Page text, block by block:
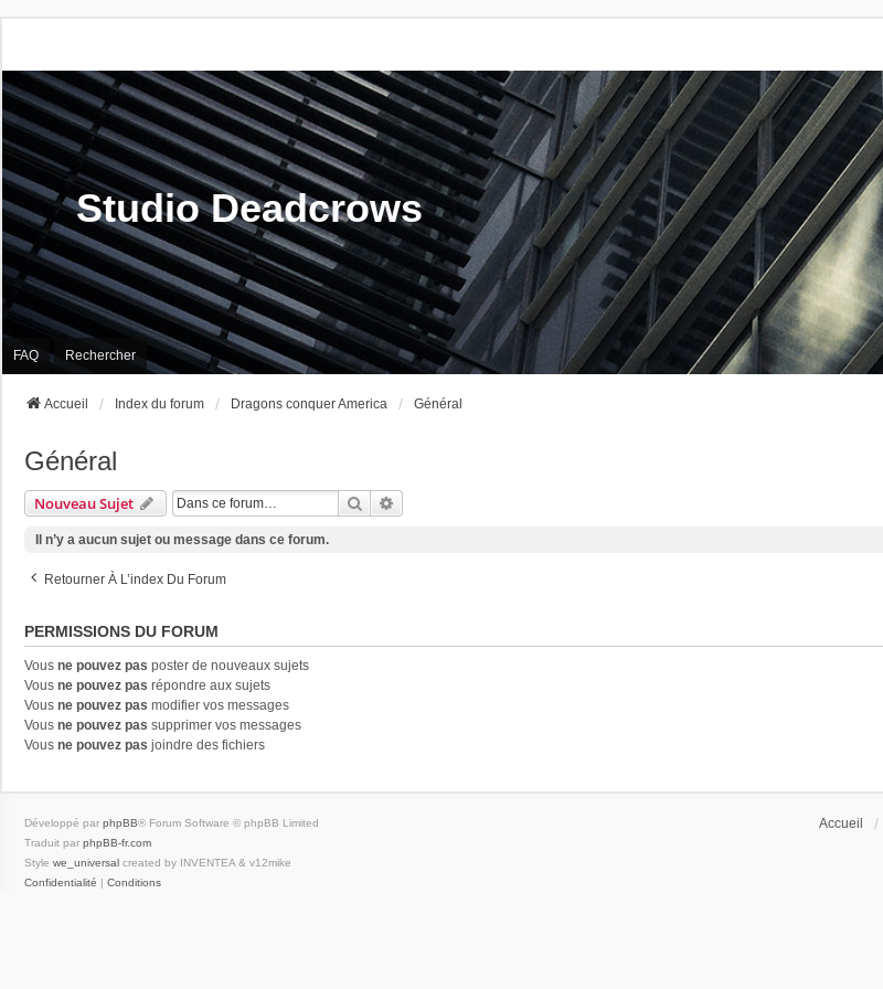
Studio Deadcrows
FAQ Rechercher
Accueil Index du forum Dragons conquer America Général
Général
Nouveau Sujet Rechercher
Il n’y a aucun sujet ou message dans ce forum.
Retourner À L’index Du Forum
PERMISSIONS DU FORUM
Vous ne pouvez pas poster de nouveaux sujets
Vous ne pouvez pas répondre aux sujets
Vous ne pouvez pas modifier vos messages
Vous ne pouvez pas supprimer vos messages
Vous ne pouvez pas joindre des fichiers
Accueil
Développé par phpBB® Forum Software © phpBB Limited
Traduit par phpBB-fr.com
Style we_universal created by INVENTEA & v12mike
Confidentialité | Conditions